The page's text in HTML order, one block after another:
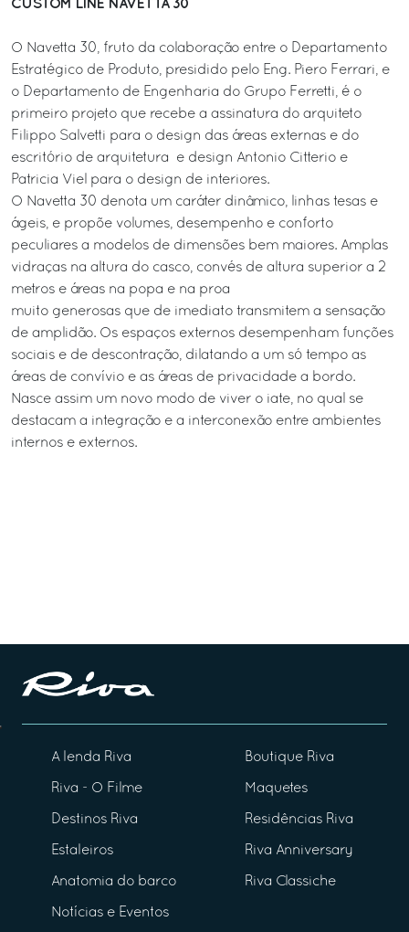
CUSTOM LINE NAVETTA 30
O Navetta 30, fruto da colaboração entre o Departamento
Estratégico de Produto, presidido pelo Eng. Piero Ferrari, e
o Departamento de Engenharia do Grupo Ferretti, é o
primeiro projeto que recebe a assinatura do arquiteto
Filippo Salvetti para o design das áreas externas e do
escritório de arquitetura e design Antonio Citterio e
Patricia Viel para o design de interiores.
O Navetta 30 denota um caráter dinâmico, linhas tesas e
ágeis, e propõe volumes, desempenho e conforto
peculiares a modelos de dimensões bem maiores. Amplas
vidraças na altura do casco, convés de altura superior a 2
metros e áreas na popa e na proa
muito generosas que de imediato transmitem a sensação
de amplidão. Os espaços externos desempenham funções
sociais e de descontração, dilatando a um só tempo as
áreas de convívio e as áreas de privacidade a bordo.
Nasce assim um novo modo de viver o iate, no qual se
destacam a integração e a interconexão entre ambientes
internos e externos.
A lenda Riva
Riva - O Filme
Destinos Riva
Estaleiros
Anatomia do barco
Notícias e Eventos
Boutique Riva
Maquetes
Residências Riva
Riva Anniversary
Riva Classiche